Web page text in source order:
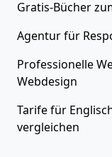
Gratis-Bücher
Agentur für
Professionelle
Webdesign
Tarife für
vergleichen